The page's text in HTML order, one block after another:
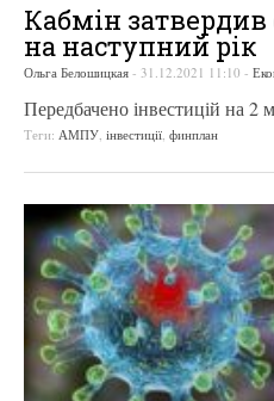
Кабмін
на наступний рік
Ольга Белошицкая - 31.12.2021 11:10 -
Передбачено інвестицій на 2
Теги: АМПУ інвестиції финплан